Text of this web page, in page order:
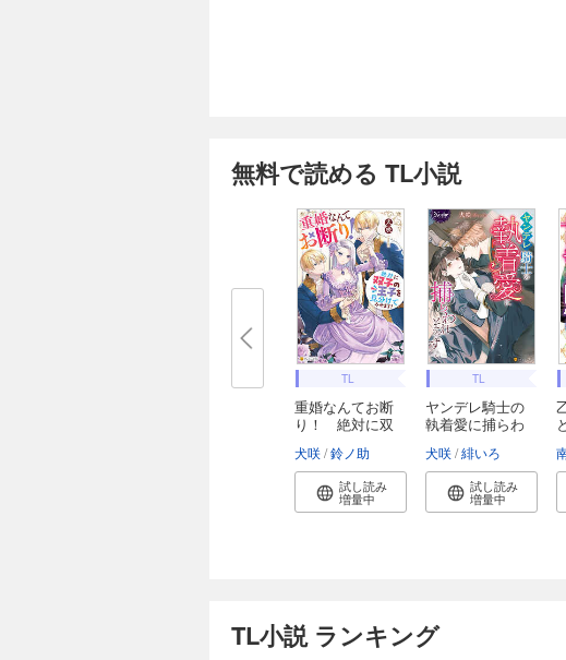
無料で読める TL小説
TL
重婚なんてお断
り！ 絶対に双
犬咲 鈴ノ助
試し読み
増量中
TL
ヤンデレ騎士の
執着愛に捕らわ
犬咲 緋いろ
試し読み
増量中
TL小説 ランキング